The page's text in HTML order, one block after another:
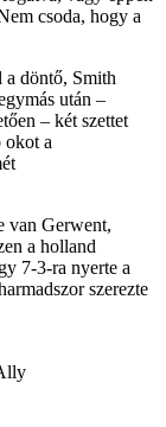
csoda, hogy a
döntő, Smith
után –
– két szettet
okot a
van Gerwent,
a holland
7-3-ra nyerte a
szerezte